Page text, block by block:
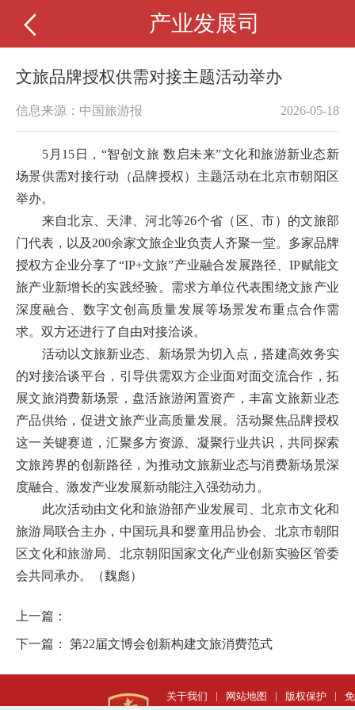
产业发展司
文旅品牌授权供需对接主题活动举办
信息来源：中国旅游报 2026-05-18
5月15日，“智创文旅 数启未来”文化和旅游新业态新
场景供需对接行动（品牌授权）主题活动在北京市朝阳区
举办。
来自北京、天津、河北等26个省（区、市）的文旅部
门代表，以及200余家文旅企业负责人齐聚一堂。多家品牌
授权方企业分享了“IP+文旅”产业融合发展路径、IP赋能文
旅产业新增长的实践经验。需求方单位代表围绕文旅产业
深度融合、数字文创高质量发展等场景发布重点合作需
求。双方还进行了自由对接洽谈。
活动以文旅新业态、新场景为切入点，搭建高效务实
的对接洽谈平台，引导供需双方企业面对面交流合作，拓
展文旅消费新场景，盘活旅游闲置资产，丰富文旅新业态
产品供给，促进文旅产业高质量发展。活动聚焦品牌授权
这一关键赛道，汇聚多方资源、凝聚行业共识，共同探索
文旅跨界的创新路径，为推动文旅新业态与消费新场景深
度融合、激发产业发展新动能注入强劲动力。
此次活动由文化和旅游部产业发展司、北京市文化和
旅游局联合主办，中国玩具和婴童用品协会、北京市朝阳
区文化和旅游局、北京朝阳国家文化产业创新实验区管委
会共同承办。
（魏彪）
上一篇：
下一篇： 第22届文博会创新构建文旅消费范式